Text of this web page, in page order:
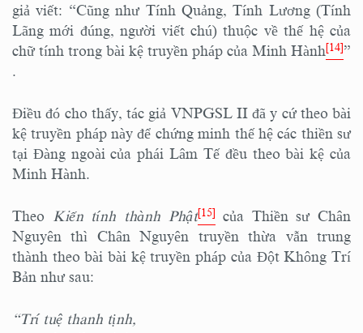
giả viết: “Cũng như Tính Quảng, Tính Lương (Tính
Lãng mới đúng, người viết chú) thuộc về thế hệ của
chữ tính trong bài kệ truyền pháp của Minh Hành[14]”
.
Điều đó cho thấy, tác giả VNPGSL II đã y cứ theo bài
kệ truyền pháp này để chứng minh thế hệ các thiền sư
tại Đàng ngoài của phái Lâm Tế đều theo bài kệ của
Minh Hành.
Theo Kiến tính thành Phật[15]
của Thiền sư Chân
Nguyên thì Chân Nguyên truyền thừa vẫn trung
thành theo bài bài kệ truyền pháp của Đột Không Trí
Bản như sau:
“Trí tuệ thanh tịnh,